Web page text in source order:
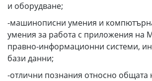
и оборудване;
-машинописни умения и
умения за работа с приложения на
правно-информационни системи,
бази данни;
-отлични познания относно общата